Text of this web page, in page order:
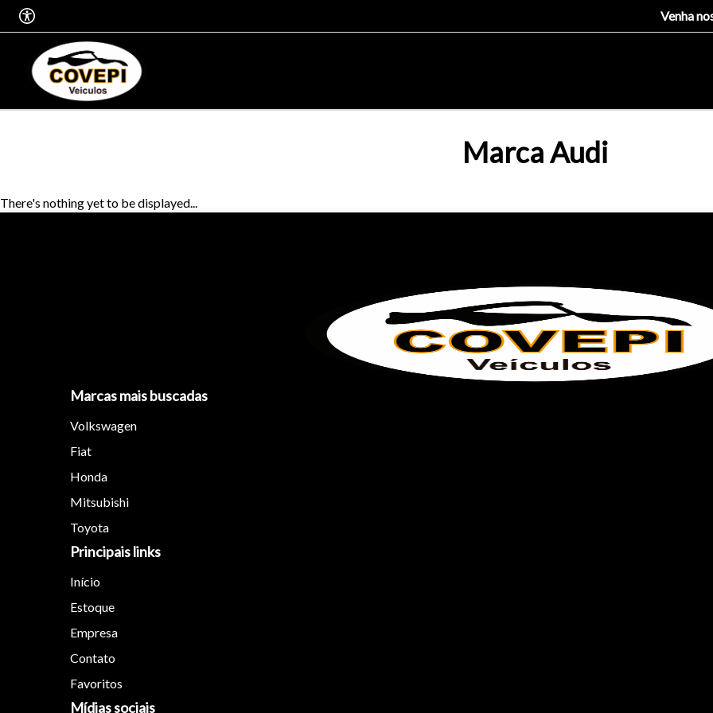
Venha
Marca Audi
There's nothing yet to be displayed...
Marcas mais buscadas
Volkswagen
Fiat
Honda
Mitsubishi
Toyota
Principais links
Início
Estoque
Empresa
Contato
Favoritos
Mídias sociais